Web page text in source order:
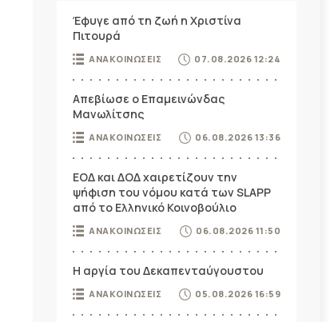
Έφυγε από τη ζωή η Χριστίνα
Πιτουρά
ΑΝΑΚΟΙΝΩΣΕΙΣ 07.08.2026 12:24
Απεβίωσε ο Επαμεινώνδας
Μανωλίτσης
ΑΝΑΚΟΙΝΩΣΕΙΣ 06.08.2026 13:36
ΕΟΔ και ΔΟΔ χαιρετίζουν την
ψήφιση του νόμου κατά των SLAPP
από το Ελληνικό Κοινοβούλιο
ΑΝΑΚΟΙΝΩΣΕΙΣ 06.08.2026 11:50
Η αργία του Δεκαπενταύγουστου
ΑΝΑΚΟΙΝΩΣΕΙΣ 05.08.2026 16:59